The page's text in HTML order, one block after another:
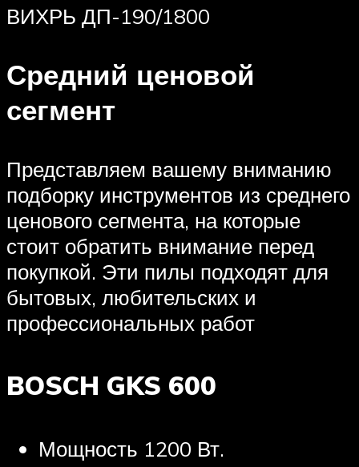
ВИХРЬ ДП-190/1800
Средний ценовой
сегмент
Представляем вашему вниманию
подборку инструментов из среднего
ценового сегмента, на которые
стоит обратить внимание перед
покупкой. Эти пилы подходят для
бытовых, любительских и
профессиональных работ
BOSCH GKS 600
Мощность 1200 Вт.